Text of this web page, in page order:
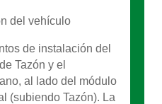
del vehículo
de instalación del
Tazón y el
al lado del módulo
(subiendo Tazón). La